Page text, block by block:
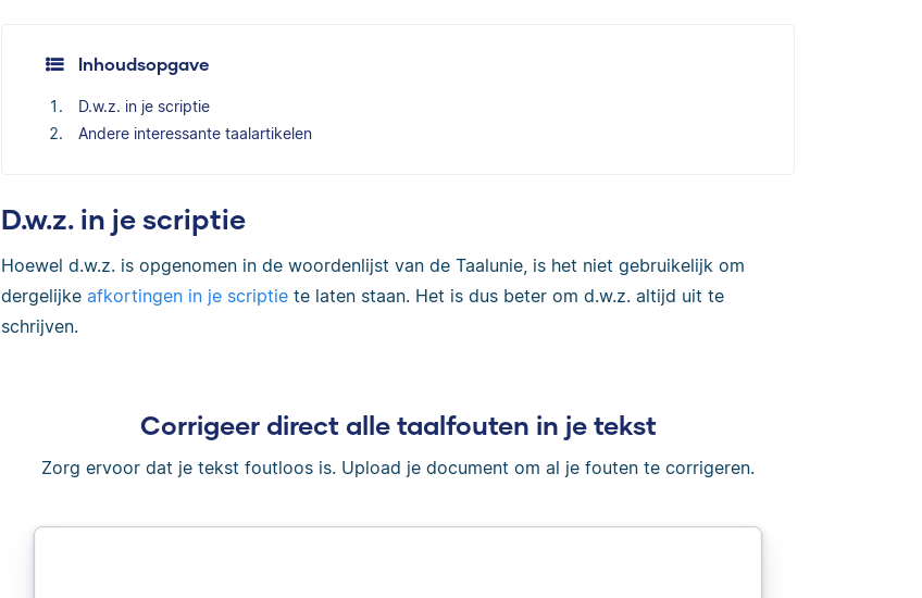
Inhoudsopgave
D.w.z. in je scriptie
Andere interessante taalartikelen
D.w.z. in je scriptie
Hoewel d.w.z. is opgenomen in de woordenlijst van de Taalunie, is het niet gebruikelijk om
dergelijke afkortingen in je scriptie te laten staan. Het is dus beter om d.w.z. altijd uit te
schrijven.
Corrigeer direct alle taalfouten in je tekst
Zorg ervoor dat je tekst foutloos is. Upload je document om al je fouten te corrigeren.